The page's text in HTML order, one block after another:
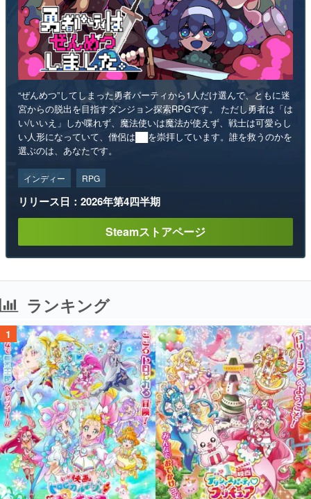
“ぜんめつ”してしまった勇者パーティから1人だけ選んで、ともに迷
宮からの脱出を目指すダンジョン探索RPGです。 ただし勇者は「は
い/いいえ」しか喋れず、魔法使いは魔法が使えず、戦士は可愛らし
い人形になっていて、僧侶は██を崇拝しています。誰を救うのかを
選ぶのは、あなたです。
インディー RPG
リリース日：2026年第4四半期
Steamストアページ
ランキング
1